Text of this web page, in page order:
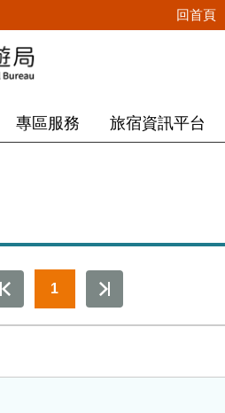
回首頁
專區服務 旅宿資訊平台
1